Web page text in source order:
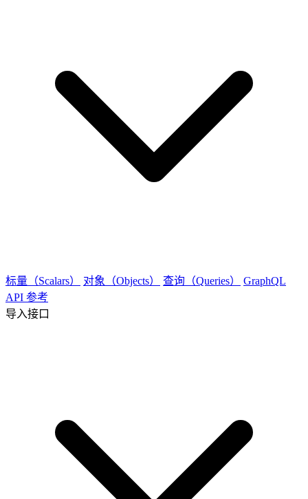
标量（Scalars） 对象（Objects） 查询（Queries）
GraphQL
API 参考
导入接口